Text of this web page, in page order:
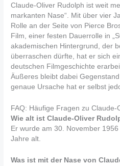
Claude-Oliver Rudolph ist weit
markanten Nase“. Mit über vier
Rolle an der Seite von Pierce
Film, einer festen Dauerrolle in
akademischen Hintergrund, der
überraschen dürfte, hat er sich
deutschen Filmgeschichte
Äußeres bleibt dabei
genaue Ursache hat er selbst
FAQ: Häufige Fragen zu Claude-
Wie alt ist Claude-Oliver
Er wurde am 30. November
Jahre alt.
Was ist mit der Nase von